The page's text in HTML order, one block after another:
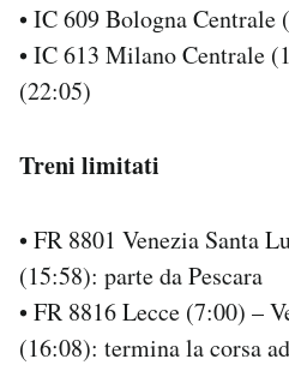
• IC 609 Bologna Centrale
• IC 613 Milano Centrale
(22:05)
Treni limitati
• FR 8801 Venezia Santa
(15:58): parte da Pescara
• FR 8816 Lecce (7:00) –
(16:08): termina la corsa